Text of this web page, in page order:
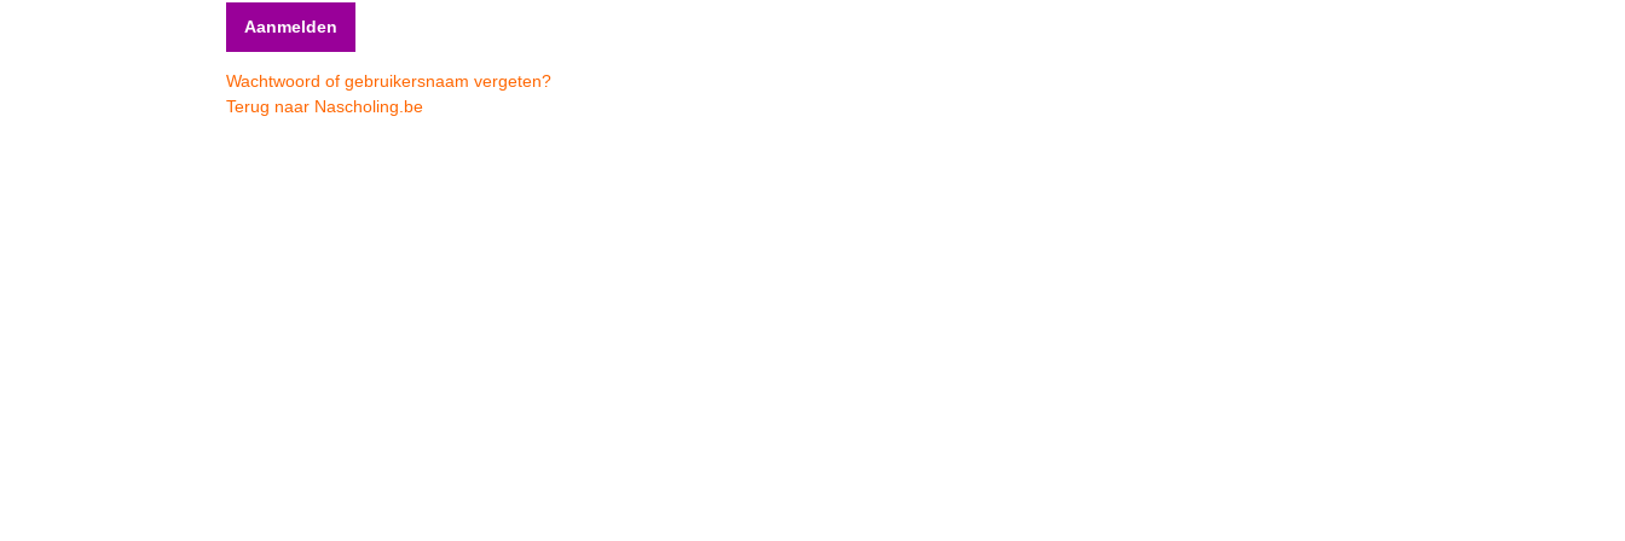
Wachtwoord of gebruikersnaam vergeten?
Terug naar Nascholing.be